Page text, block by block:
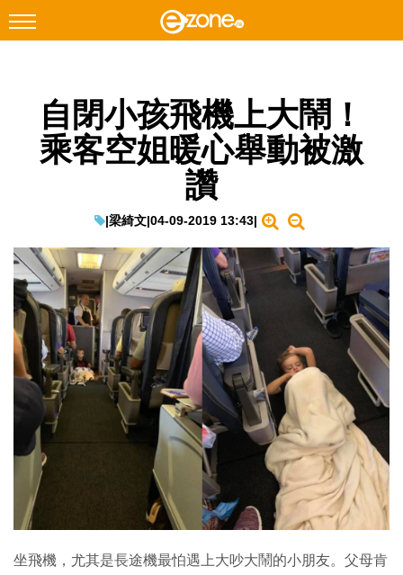
Facebook Instagram
科技焦點
教學評測
EduTech
IT Times
生成式AI與雲端應用
Enterprise Digital Transformation
特集
自閉小孩飛機上大鬧！
乘客空姐暖心舉動被激
讚
|梁綺文|04-09-2019 13:43|
坐飛機，尤其是長途機最怕遇上大吵大鬧的小朋友。父母肯